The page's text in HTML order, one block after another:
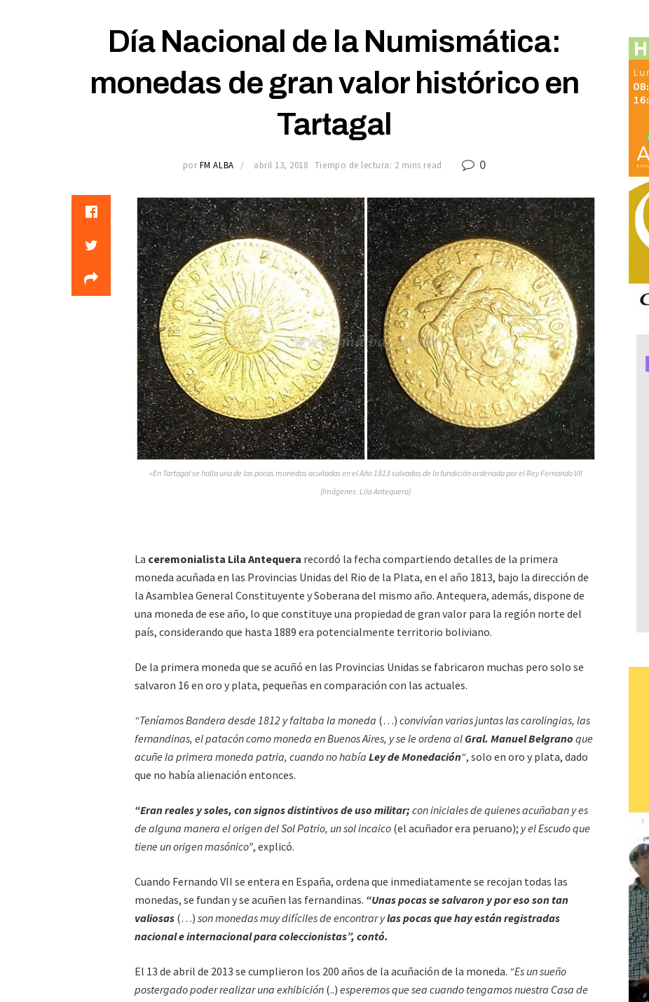
Día Nacional de la Numismática:
monedas de gran valor histórico en
Tartagal
por FM ALBA abril 13, 2018 Tiempo de lectura: 2 mins read 0
»En Tartagal se halla una de las pocas monedas acuñadas en el Año 1813 salvadas de la fundición ordenada por el Rey Fernando VII
(Imágenes: Lila Antequera)
La ceremonialista Lila Antequera recordó la fecha compartiendo detalles de la primera
moneda acuñada en las Provincias Unidas del Rio de la Plata, en el año 1813, bajo la dirección de
la Asamblea General Constituyente y Soberana del mismo año. Antequera, además, dispone de
una moneda de ese año, lo que constituye una propiedad de gran valor para la región norte del
país, considerando que hasta 1889 era potencialmente territorio boliviano.
De la primera moneda que se acuñó en las Provincias Unidas se fabricaron muchas pero solo se
salvaron 16 en oro y plata, pequeñas en comparación con las actuales.
“Teníamos Bandera desde 1812 y faltaba la moneda (…) convivían varias juntas las carolingias, las
fernandinas, el patacón como moneda en Buenos Aires, y se le ordena al Gral. Manuel Belgrano que
acuñe la primera moneda patria, cuando no había Ley de Monedación“, solo en oro y plata, dado
que no había alienación entonces.
“Eran reales y soles, con signos distintivos de uso militar; con iniciales de quienes acuñaban y es
de alguna manera el origen del Sol Patrio, un sol incaico (el acuñador era peruano); y el Escudo que
tiene un origen masónico”, explicó.
Cuando Fernando VII se entera en España, ordena que inmediatamente se recojan todas las
monedas, se fundan y se acuñen las fernandinas. “Unas pocas se salvaron y por eso son tan
valiosas (…) son monedas muy difíciles de encontrar ylas pocas que hay están registradas
nacional e internacional para coleccionistas”, contó.
El 13 de abril de 2013 se cumplieron los 200 años de la acuñación de la moneda. “Es un sueño
postergado poder realizar una exhibición (..) esperemos que sea cuando tengamos nuestra Casa de